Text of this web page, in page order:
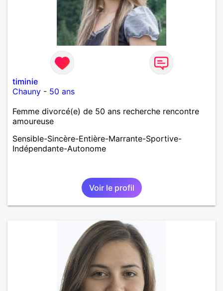
timinie
Chauny - 50 ans
Femme divorcé(e) de 50 ans recherche rencontre
amoureuse
Sensible-Sincère-Entière-Marrante-Sportive-
Indépendante-Autonome
Voir le profil